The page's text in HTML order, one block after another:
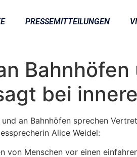
PRESSEMITTEILUNGEN
bei
an Bahnhöfen sprechen
Alice Weidel:
von Menschen vor einen